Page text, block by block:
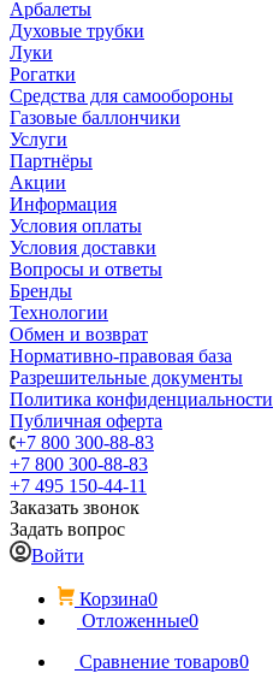
Арбалеты
Духовые трубки
Луки
Рогатки
Средства для самообороны
Газовые баллончики
Услуги
Партнёры
Акции
Информация
Условия оплаты
Условия доставки
Вопросы и ответы
Бренды
Технологии
Обмен и возврат
Нормативно-правовая база
Разрешительные документы
Политика конфиденциальности
Публичная оферта
+7 800 300-88-83
+7 800 300-88-83
+7 495 150-44-11
Заказать звонок
Задать вопрос
Войти
Корзина0
Отложенные0
Сравнение товаров0